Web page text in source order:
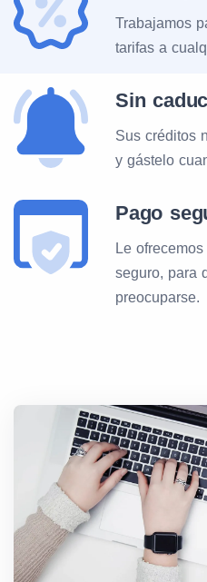
Trabajamos
tarifas a
Sin
Sus créditos
y gástelo
Pago
Le
seguro, para
preocuparse.